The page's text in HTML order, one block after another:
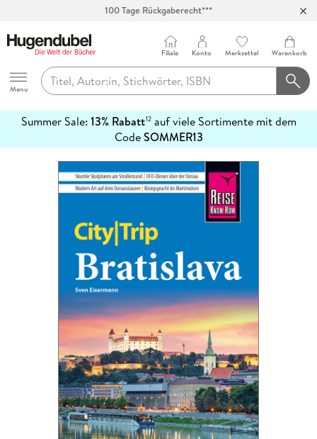
100 Tage Rückgaberecht***
Hugendubel
Menu
Filiale Konto Merkzettel Warenkorb
Summer Sale: 13% Rabatt12auf viele Sortimente mit dem
CodeSOMMER13
erfahren